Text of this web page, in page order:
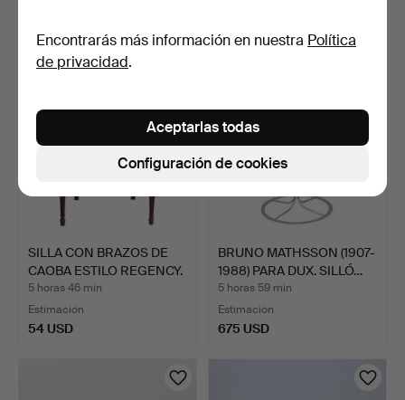
SILLA CON BRAZOS DE
CAOBA ESTILO REGENCY.
5 horas 46 min
Estimación
54 USD
BRUNO MATHSSON (1907-
1988) PARA DUX. SILLÓ…
5 horas 59 min
Estimación
675 USD
Encontrarás más información en nuestra Política
de privacidad.
Configuración de cookies
Aceptarlas todas